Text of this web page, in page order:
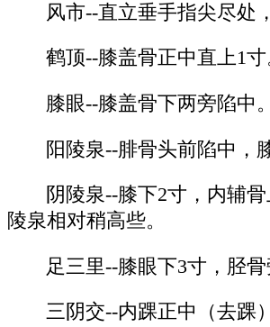
风市--直立垂手指尖尽处
鹤顶--膝盖骨正中直上1寸
膝眼--膝盖骨下两旁陷中。
阳陵泉--腓骨头前陷中，
阴陵泉--膝下2寸，内辅
陵泉相对稍高些。
足三里--膝眼下3寸，胫骨
三阴交--内踝正中（去踝